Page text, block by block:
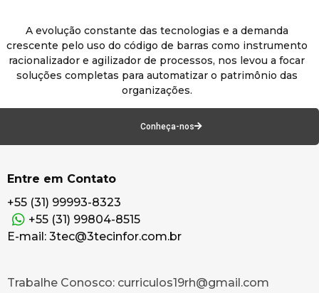
A evolução constante das tecnologias e a demanda
crescente pelo uso do código de barras como instrumento
racionalizador e agilizador de processos, nos levou a focar
soluções completas para automatizar o patrimônio das
organizações.
Conheça-nos
Entre em Contato
+55 (31) 99993-8323
+55 (31) 99804-8515
E-mail: 3tec@3tecinfor.com.br
Trabalhe Conosco: curriculos19rh@gmail.com